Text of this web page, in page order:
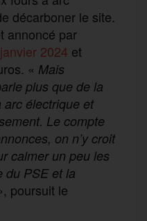
décarboner le site.
annoncé par
2024 et
« Mais
plus que de la
arc électrique et
Le compte
on n’y croit
calmer un peu les
du PSE et la
poursuit le